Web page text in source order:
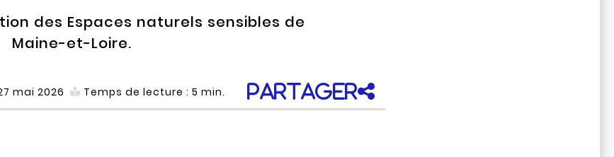
des Espaces naturels sensibles de
Maine-et-Loire.
mai 2026 Temps de lecture : 5 min. Partager